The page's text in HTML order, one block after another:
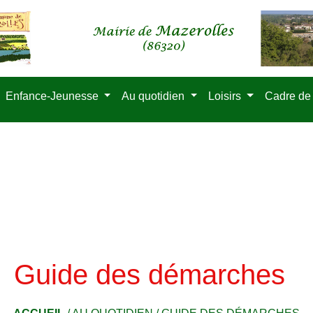
Enfance-Jeunesse Au quotidien Loisirs Cadre
Guide des démarches